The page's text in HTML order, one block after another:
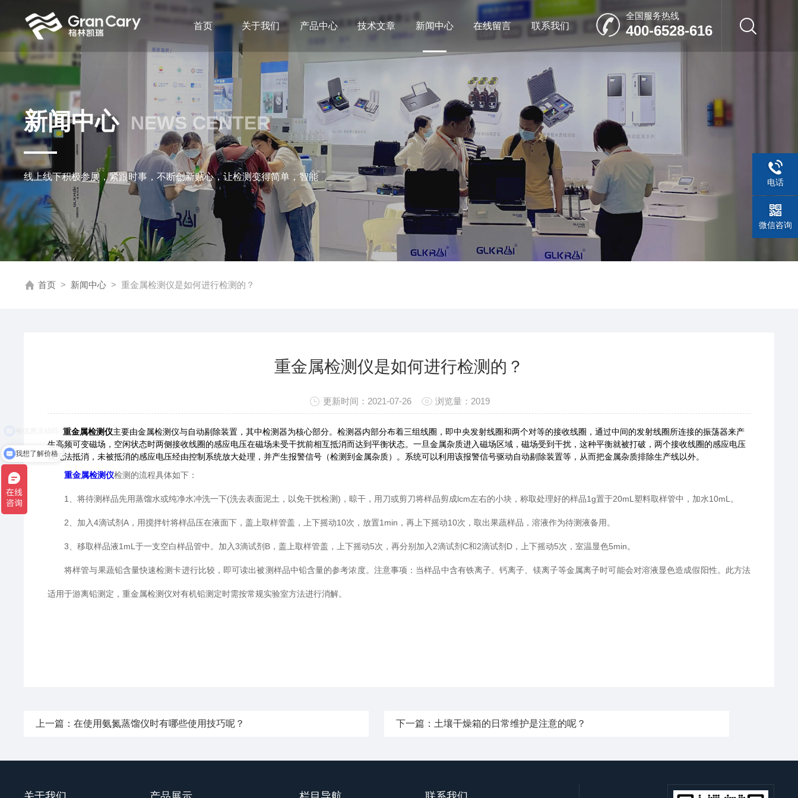
首页 关于我们 产品中心 技术文章 新闻中心 在线留言 联系我们
全国服务热线
400-6528-616
新闻中心 NEWS CENTER
线上线下积极参展，紧跟时事，不断创新贴心，让检测变得简单，智能
首页 > 新闻中心 > 重金属检测仪是如何进行检测的？
重金属检测仪是如何进行检测的？
更新时间：2021-07-26 浏览量：2019
重金属检测仪主要由金属检测仪与自动剔除装置，其中检测器为核心部分。检测器内部分布着三组线圈，即中央发射线圈和两个对等的接收线圈，通过中间的发射线圈所连接的振荡器来产
生高频可变磁场，空闲状态时两侧接收线圈的感应电压在磁场未受干扰前相互抵消而达到平衡状态。一旦金属杂质进入磁场区域，磁场受到干扰，这种平衡就被打破，两个接收线圈的感应电压
就无法抵消，未被抵消的感应电压经由控制系统放大处理，并产生报警信号（检测到金属杂质）。系统可以利用该报警信号驱动自动剔除装置等，从而把金属杂质排除生产线以外。
重金属检测仪检测的流程具体如下：
1、将待测样品先用蒸馏水或纯净水冲洗一下(洗去表面泥土，以免干扰检测)，晾干，用刀或剪刀将样品剪成lcm左右的小块，称取处理好的样品1g置于20mL塑料取样管中，加水10mL。
2、加入4滴试剂A，用搅拌针将样品压在液面下，盖上取样管盖，上下摇动10次，放置1min，再上下摇动10次，取出果蔬样品，溶液作为待测液备用。
3、移取样品液1mL于一支空白样品管中。加入3滴试剂B，盖上取样管盖，上下摇动5次，再分别加入2滴试剂C和2滴试剂D，上下摇动5次，室温显色5min。
将样管与果蔬铅含量快速检测卡进行比较，即可读出被测样品中铅含量的参考浓度。注意事项：当样品中含有铁离子、钙离子、镁离子等金属离子时可能会对溶液显色造成假阳性。此方法
适用于游离铅测定，重金属检测仪对有机铅测定时需按常规实验室方法进行消解。
上一篇： 在使用氨氮蒸馏仪时有哪些使用技巧呢？ 下一篇： 土壤干燥箱的日常维护是注意的呢？
电话
微信咨询
我想了解价格